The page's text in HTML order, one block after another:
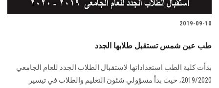
2019-09-10
طب عين شمس تستقبل طلابها الجدد
بدأت كلية الطب استعداداتها لاستقبال الطلاب الجدد للعام الجامعي
2019/2020، حيث بدأ مسؤولي شئون التعليم والطلاب في تيسير